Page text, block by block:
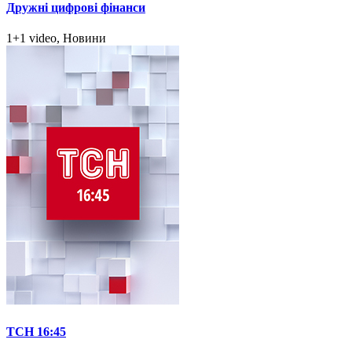
Дружні цифрові фінанси
1+1 video, Новини
ТСН 16:45